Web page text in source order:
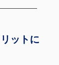
ットに